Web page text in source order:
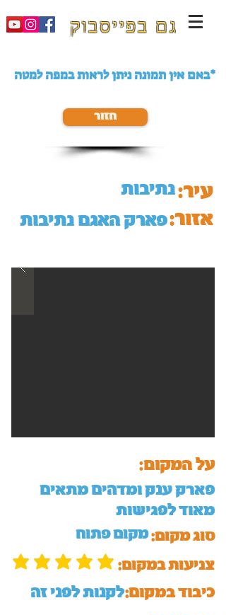
גם בפייסבוק
באם אין תמונה ניתן לראות במפה למטה*
חזור
נתיבות
פארק האגם נתיבות
עיר:
אזור:
על המקום:
פארק ענק ומדהים מתאים
מאוד לפגישות
סוג מקום:מקום פתוח
:צניעות במקום
לקנות לפני זהכיבוד במקום: